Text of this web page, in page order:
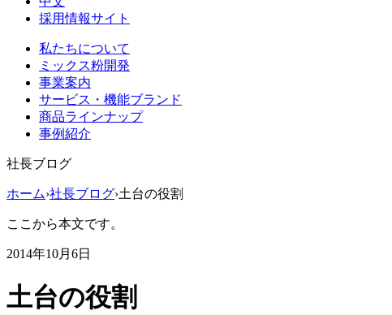
採用情報サイト
私たちについて
ミックス粉開発
事業案内
サービス・機能ブランド
商品ラインナップ
事例紹介
社長ブログ
ホーム›社長ブログ›土台の役割
ここから本文です。
2014年10月6日
土台の役割